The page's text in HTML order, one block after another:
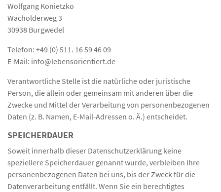
Wolfgang Konietzko
Wacholderweg 3
30938 Burgwedel
Telefon: +49 (0) 511. 16 59 46 09
E-Mail: info@lebensorientiert.de
Verantwortliche Stelle ist die natürliche oder juristische
Person, die allein oder gemeinsam mit anderen über die
Zwecke und Mittel der Verarbeitung von personenbezogenen
Daten (z. B. Namen, E-Mail-Adressen o. Ä.) entscheidet.
SPEICHERDAUER
Soweit innerhalb dieser Datenschutzerklärung keine
speziellere Speicherdauer genannt wurde, verbleiben Ihre
personenbezogenen Daten bei uns, bis der Zweck für die
Datenverarbeitung entfällt. Wenn Sie ein berechtigtes